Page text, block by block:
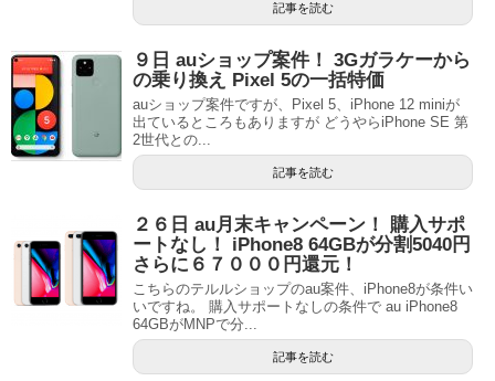
記事を読む
９日 auショップ案件！ 3Gガラケーから
の乗り換え Pixel 5の一括特価
auショップ案件ですが、Pixel 5、iPhone 12 miniが
出ているところもありますが どうやらiPhone SE 第
2世代との...
記事を読む
２６日 au月末キャンペーン！ 購入サポ
ートなし！ iPhone8 64GBが分割5040円
さらに６７０００円還元！
こちらのテルルショップのau案件、iPhone8が条件い
いですね。 購入サポートなしの条件で au iPhone8
64GBがMNPで分...
記事を読む